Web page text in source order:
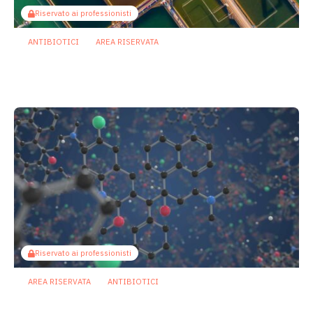
Riservato ai professionisti
ANTIBIOTICI AREA RISERVATA
Riservato ai professionisti
AREA RISERVATA ANTIBIOTICI